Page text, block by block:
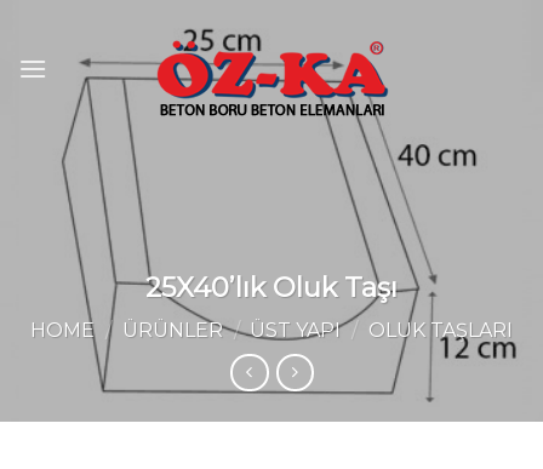
content
25X40’lık Oluk Taşı
HOME / ÜRÜNLER / ÜST YAPI / OLUK TAŞLARI